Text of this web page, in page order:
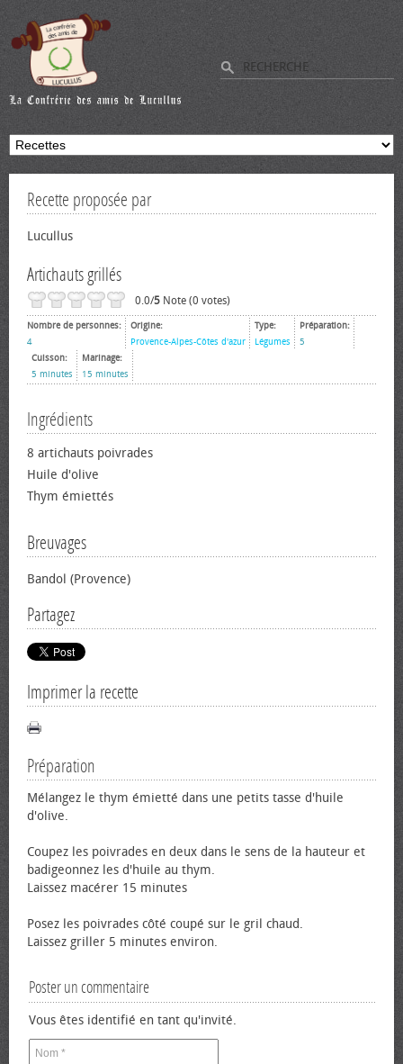
Recette proposée par
Lucullus
Artichauts grillés
0.0/5 Note (0 votes)
Nombre de personnes:
4
Origine:
Provence-Alpes-Côtes d'azur
Type:
Légumes
Préparation:
5
Cuisson:
5 minutes
Marinage:
15 minutes
Ingrédients
8 artichauts poivrades
Huile d'olive
Thym émiettés
Breuvages
Bandol (Provence)
Partagez
Imprimer la recette
Préparation
Mélangez le thym émietté dans une petits tasse d'huile
d'olive.
Coupez les poivrades en deux dans le sens de la hauteur et
badigeonnez les d'huile au thym.
Laissez macérer 15 minutes
Posez les poivrades côté coupé sur le gril chaud.
Laissez griller 5 minutes environ.
Poster un commentaire
Vous êtes identifié en tant qu'invité.